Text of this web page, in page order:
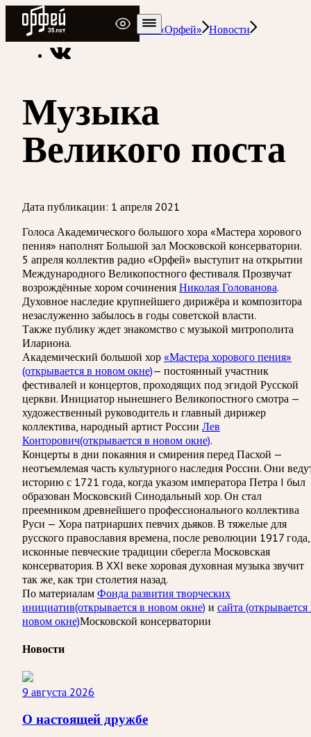
Радио Орфей
Радио классической музыки «Орфей» Новости
Музыка
Великого поста
Дата публикации: 1 апреля 2021
Голоса Академического большого хора «Мастера хорового
пения» наполнят Большой зал Московской консерватории.
5 апреля коллектив радио «Орфей» выступит на открытии
Международного Великопостного фестиваля. Прозвучат
возрождённые хором сочинения Николая Голованова.
Духовное наследие крупнейшего дирижёра и композитора
незаслуженно забылось в годы советской власти.
Также публику ждет знакомство с музыкой митрополита
Илариона.
Академический большой хор «Мастера хорового пения»
(открывается в новом окне)— постоянный участник
фестивалей и концертов, проходящих под эгидой Русской
церкви. Инициатор нынешнего Великопостного смотра —
художественный руководитель и главный дирижер
коллектива, народный артист России Лев
Конторович(открывается в новом окне).
Концерты в дни покаяния и смирения перед Пасхой —
неотъемлемая часть культурного наследия России. Они
историю с 1721 года, когда указом императора Петра I был
образован Московский Синодальный хор. Он стал
преемником древнейшего профессионального коллектива
Руси — Хора патриарших певчих дьяков. В тяжелые для
русского православия времена, после революции 1917 года,
исконные певческие традиции сберегла Московская
консерватория. В XXI веке хоровая духовная музыка звучит
так же, как три столетия назад.
По материалам Фонда развития творческих
инициатив(открывается в новом окне) и сайта (открывается
новом окне)Московской консерватории
Новости
9 августа 2026
О настоящей дружбе